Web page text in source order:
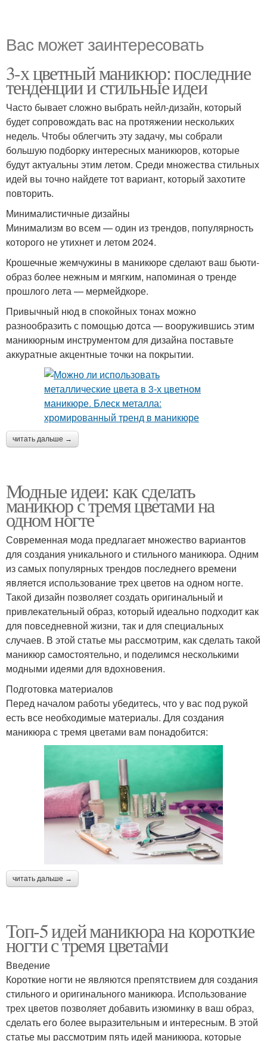
Вас может заинтересовать
3-х цветный маникюр: последние
тенденции и стильные идеи
Часто бывает сложно выбрать нейл-дизайн, который
будет сопровождать вас на протяжении нескольких
недель. Чтобы облегчить эту задачу, мы собрали
большую подборку интересных маникюров, которые
будут актуальны этим летом. Среди множества стильных
идей вы точно найдете тот вариант, который захотите
повторить.
Минималистичные дизайны
Минимализм во всем — один из трендов, популярность
которого не утихнет и летом 2024.
Крошечные жемчужины в маникюре сделают ваш бьюти-
образ более нежным и мягким, напоминая о тренде
прошлого лета — мермейдкоре.
Привычный нюд в спокойных тонах можно
разнообразить с помощью дотса — вооружившись этим
маникюрным инструментом для дизайна поставьте
аккуратные акцентные точки на покрытии.
читать дальше →
Модные идеи: как сделать
маникюр с тремя цветами на
одном ногте
Современная мода предлагает множество вариантов
для создания уникального и стильного маникюра. Одним
из самых популярных трендов последнего времени
является использование трех цветов на одном ногте.
Такой дизайн позволяет создать оригинальный и
привлекательный образ, который идеально подходит как
для повседневной жизни, так и для специальных
случаев. В этой статье мы рассмотрим, как сделать такой
маникюр самостоятельно, и поделимся несколькими
модными идеями для вдохновения.
Подготовка материалов
Перед началом работы убедитесь, что у вас под рукой
есть все необходимые материалы. Для создания
маникюра с тремя цветами вам понадобится:
читать дальше →
Топ-5 идей маникюра на короткие
ногти с тремя цветами
Введение
Короткие ногти не являются препятствием для создания
стильного и оригинального маникюра. Использование
трех цветов позволяет добавить изюминку в ваш образ,
сделать его более выразительным и интересным. В этой
статье мы рассмотрим пять идей маникюра, которые